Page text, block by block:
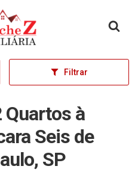
inicial
Filtrar
Quartos à
Seis de
SP